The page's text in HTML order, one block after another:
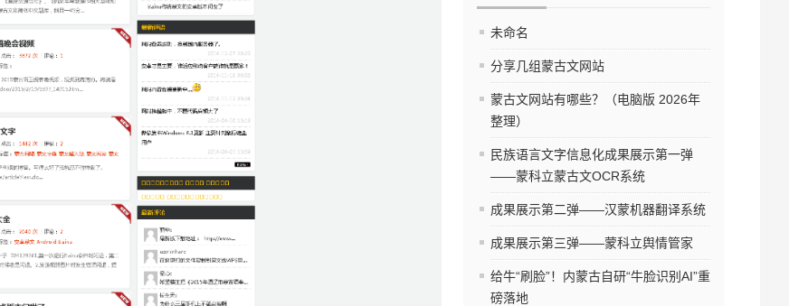
未命名
分享几组蒙古文网站
蒙古文网站有哪些？（电脑版 2026年
整理）
民族语言文字信息化成果展示第一弹
——蒙科立蒙古文OCR系统
成果展示第二弹——汉蒙机器翻译系统
成果展示第三弹——蒙科立舆情管家
给牛“刷脸”！内蒙古自研“牛脸识别AI”重
磅落地